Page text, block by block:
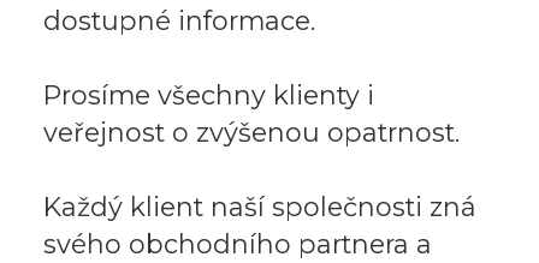
dostupné informace.
Prosíme všechny klienty i
veřejnost o zvýšenou opatrnost.
Každý klient naší společnosti zná
svého obchodního partnera a